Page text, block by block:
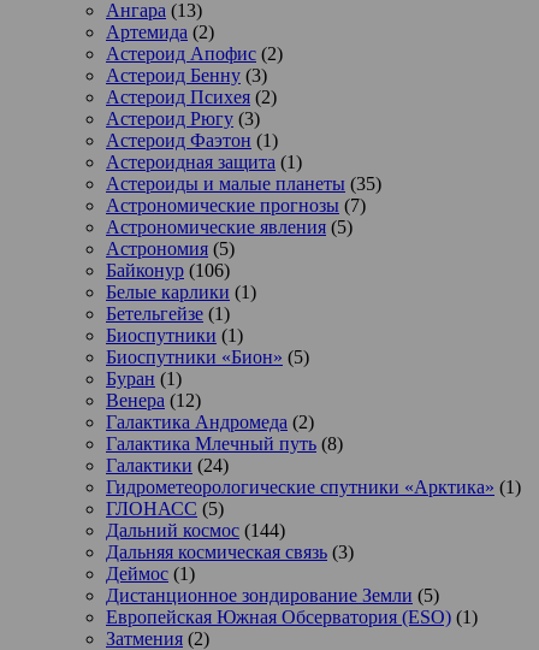
Ангара (13)
Артемида (2)
Астероид Апофис (2)
Астероид Бенну (3)
Астероид Психея (2)
Астероид Рюгу (3)
Астероид Фаэтон (1)
Астероидная защита (1)
Астероиды и малые планеты (35)
Астрономические прогнозы (7)
Астрономические явления (5)
Астрономия (5)
Байконур (106)
Белые карлики (1)
Бетельгейзе (1)
Биоспутники (1)
Биоспутники «Бион» (5)
Буран (1)
Венера (12)
Галактика Андромеда (2)
Галактика Млечный путь (8)
Галактики (24)
Гидрометеорологические спутники «Арктика» (1)
ГЛОНАСС (5)
Дальний космос (144)
Дальняя космическая связь (3)
Деймос (1)
Дистанционное зондирование Земли (5)
Европейская Южная Обсерватория (ESO) (1)
Затмения (2)